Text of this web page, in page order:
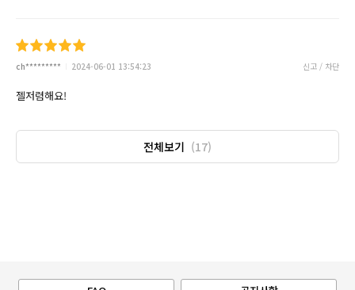
ch********* 2024-06-01 13:54:23 신고 / 차단
젤저렴해요!
전체보기 (17)